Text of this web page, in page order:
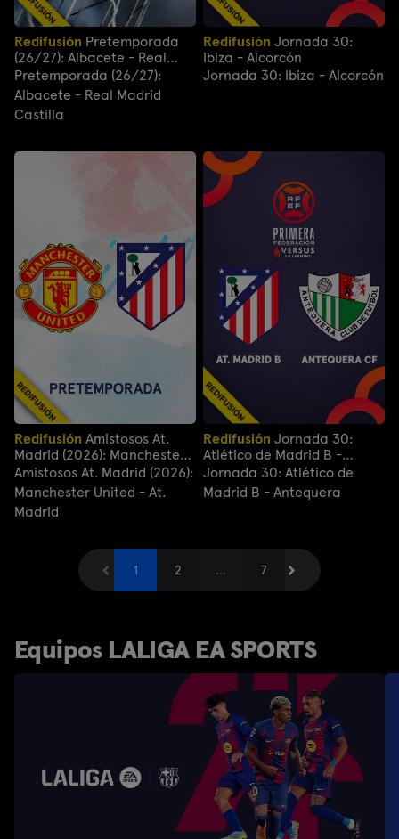
Redifusión
(26/27): Albacete - Real
Madrid Castilla
Pretemporada (26/27):
Albacete - Real Madrid
Castilla
Redifusión
Ibiza - Alcorcón
Jornada 30: Ibiza - Alcorcón
Redifusión
Madrid (2026): Manchester
United - At. Madrid
Amistosos At. Madrid (2026):
Manchester United - At.
Madrid
Redifusión
Atlético de Madrid B -
Antequera
Jornada 30: Atlético de
Madrid B - Antequera
Anterior
1 2 ... 7
Siguiente
Equipos LALIGA EA SPORTS